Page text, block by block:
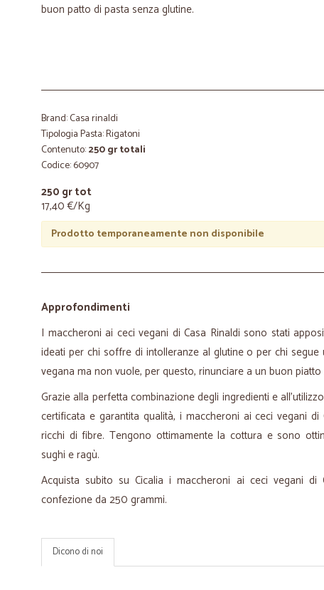
buon patto di pasta senza glutine.
Brand: Casa rinaldi
Tipologia Pasta: Rigatoni
Contenuto:250 gr totali
Codice: 60907
250 gr tot
17,40 €/Kg
Prodotto temporaneamente non disponibile
Approfondimenti
I maccheroni ai ceci vegani di Casa Rinaldi sono stati
ideati per chi soffre di intolleranze al glutine o per chi segue
vegana ma non vuole, per questo, rinunciare a un buon piatto
Grazie alla perfetta combinazione degli ingredienti e
certificata e garantita qualità, i maccheroni ai ceci vegani di
ricchi di fibre. Tengono ottimamente la cottura e sono
sughi e ragù.
Acquista subito su Cicalia i maccheroni ai ceci vegani di
confezione da 250 grammi.
Dicono di noi